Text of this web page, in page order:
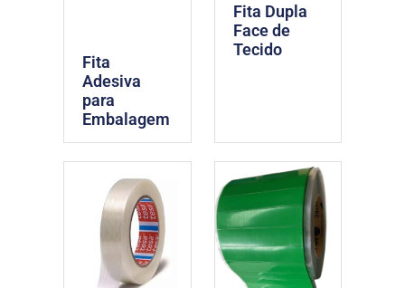
Fita
Adesiva
para
Embalagem
Fita Dupla
Face de
Tecido